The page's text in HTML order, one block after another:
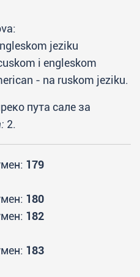
jeziku
i engleskom
- na ruskom jeziku.
пута сале за
2.
179
180
182
183